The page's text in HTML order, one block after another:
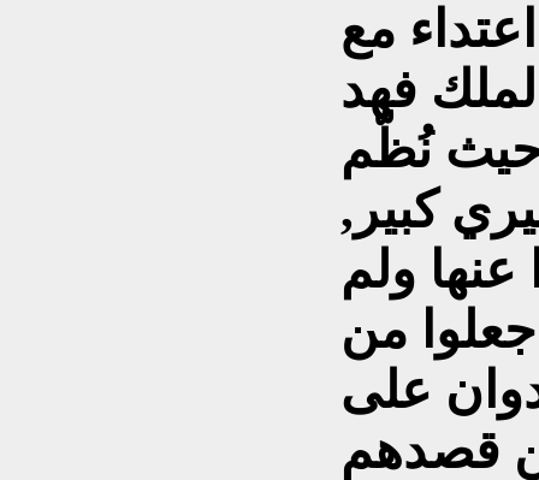
مع
فهد
في نيسان 1989, حيث نُظّم
كبير,
ولم
جعلوا من
على
قصدهم